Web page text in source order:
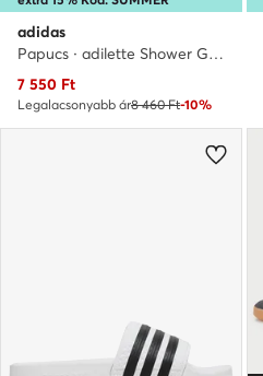
adidas
Papucs · adilette Shower GZ5921 · Fehér
Aktuális ár
7 550 Ft
Legalacsonyabb ár8 460 Ft-10%